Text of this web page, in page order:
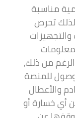
مناسبة
تحرص
من ذلك،
للمنصة
والأعطال
أي خسارة أو